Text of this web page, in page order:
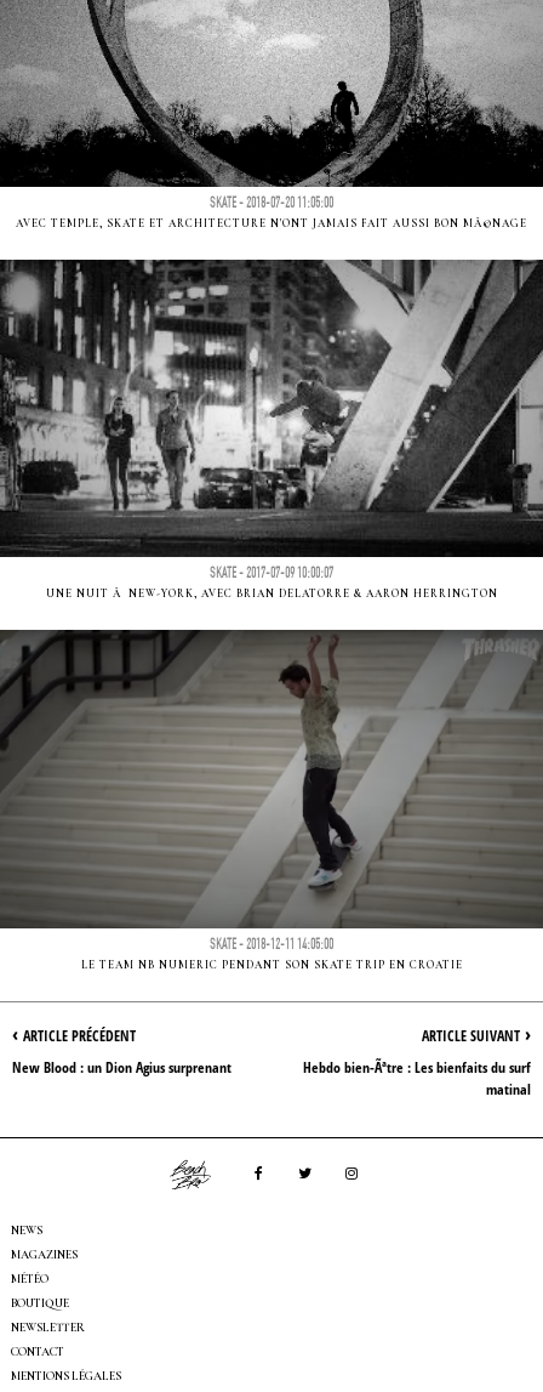
SKATE - 2018-07-20 11:05:00
AVEC TEMPLE, SKATE ET ARCHITECTURE N'ONT JAMAIS FAIT AUSSI BON MÃ©NAGE
SKATE - 2017-07-09 10:00:07
UNE NUIT Ã NEW-YORK, AVEC BRIAN DELATORRE & AARON HERRINGTON
SKATE - 2018-12-11 14:05:00
LE TEAM NB NUMERIC PENDANT SON SKATE TRIP EN CROATIE
ARTICLE SUIVANT ›
Hebdo bien-Ãªtre : Les bienfaits du surf
matinal
‹ ARTICLE PRÉCÉDENT
New Blood : un Dion Agius surprenant
NEWS
MAGAZINES
MÉTÉO
BOUTIQUE
NEWSLETTER
CONTACT
MENTIONS LÉGALES